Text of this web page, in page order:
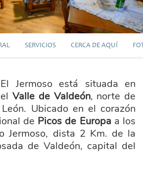
SERVICIOS CERCA DE AQUÍ
Jermoso está situada en
elValle de Valdeón, norte de
Ubicado en el corazón
de Picos de Europa a los
Jermoso, dista 2 Km. de la
de Valdeón, capital del